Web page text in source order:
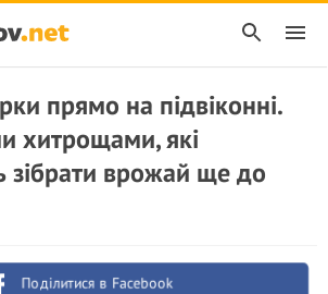
прямо на підвіконні.
хитрощами, які
зібрати врожай ще до
Поділитися в Facebook